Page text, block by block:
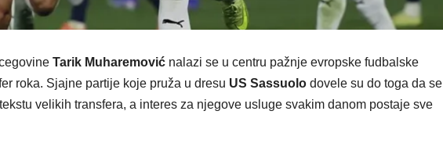
Tarik Muharemović nalazi se u centru pažnje evropske fudbalske
roka. Sjajne partije koje pruža u dresu US Sassuolo dovele su do toga da se
velikih transfera, a interes za njegove usluge svakim danom postaje sve